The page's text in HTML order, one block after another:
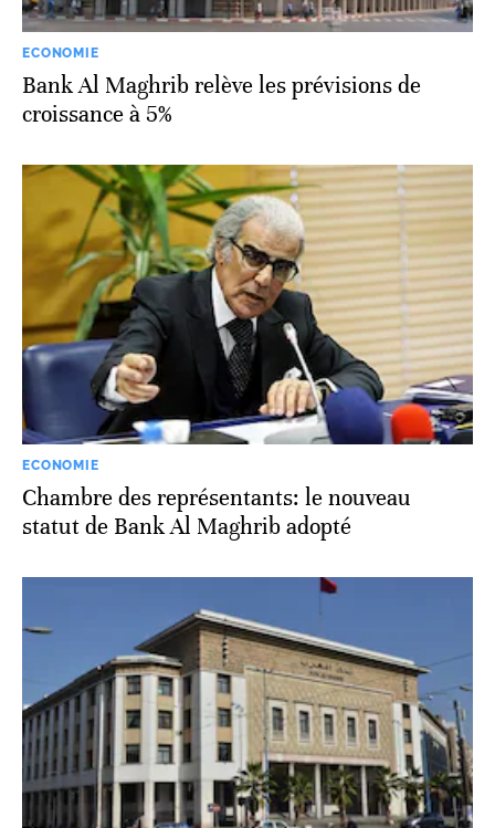
ECONOMIE
Bank Al Maghrib relève les prévisions de
croissance à 5%
ECONOMIE
Chambre des représentants: le nouveau
statut de Bank Al Maghrib adopté